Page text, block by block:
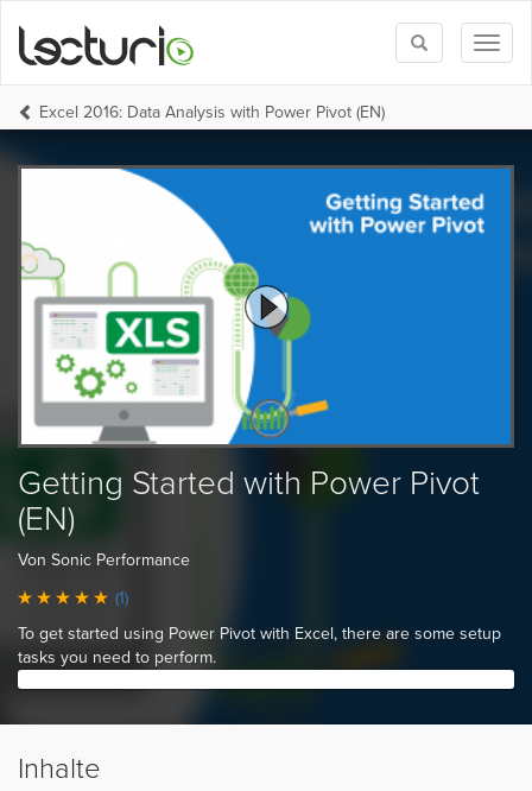
Toggle
search
Excel 2016: Data Analysis with Power Pivot (EN)
Getting Started with Power Pivot
(EN)
Von Sonic Performance
(1)
To get started using Power Pivot with Excel, there are some setup
tasks you need to perform.
Inhalte